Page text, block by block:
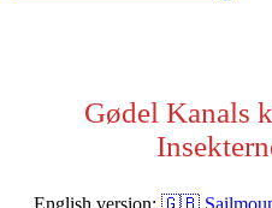
Gødel Kanals
English version: 🇬🇧